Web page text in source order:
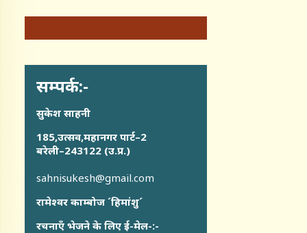
सम्पर्क:-
सुकेश साहनी
185,उत्सव,महानगर पार्ट–2
बरेली–243122 (उ.प्र.)
sahnisukesh@gmail.com
रामेश्वर काम्बोज ´हिमांशु´
रचनाएँ भेजने के लिए ई-मेल-:-